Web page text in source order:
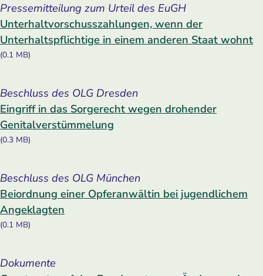
Pressemitteilung zum Urteil des EuGH
Unterhaltvorschusszahlungen, wenn der
Unterhaltspflichtige in einem anderen Staat wohnt
(0.1 MB)
Beschluss des OLG Dresden
Eingriff in das Sorgerecht wegen drohender
Genitalverstümmelung
(0.3 MB)
Beschluss des OLG München
Beiordnung einer Opferanwältin bei jugendlichem
Angeklagten
(0.1 MB)
Dokumente